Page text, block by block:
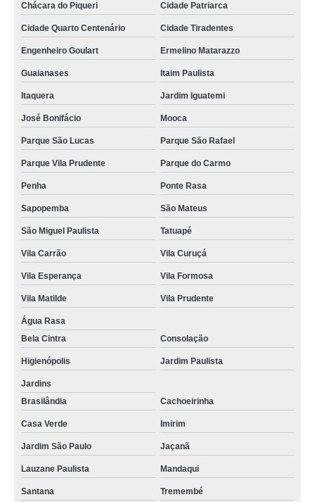
preço de manequim infantil fibra Saúde
preço de manequim infantil de loja Ibirapuera
preço de manequim infantil para loja Jardins
manequim infantil sem rosto valor Jardins
onde vende manequim infantil cabeça ovo Moema
manequim infantil fibra Parque São Lucas
manequim infantil sem rosto para locação Cidade Jardim
manequim infantil sem rosto valor Heliópolis
onde vende manequim infantil de fibra Alto de Pinheiros
onde vende manequim infantil cabeça ovo Tucuruvi
preço de manequim infantil de fibra Glicério
Chácara do Piqueri Cidade Patriarca
Cidade Quarto Centenário Cidade Tiradentes
Engenheiro Goulart Ermelino Matarazzo
Guaianases Itaim Paulista
Itaquera Jardim Iguatemi
José Bonifácio Mooca
Parque São Lucas Parque São Rafael
Parque Vila Prudente Parque do Carmo
Penha Ponte Rasa
Sapopemba São Mateus
São Miguel Paulista Tatuapé
Vila Carrão Vila Curuçá
Vila Esperança Vila Formosa
Vila Matilde Vila Prudente
Água Rasa
Bela Cintra
Consolação
Higienópolis Jardim Paulista
Jardins
Brasilândia
Cachoeirinha
Casa Verde Imirim
Jardim São Paulo Jaçanã
Lauzane Paulista Mandaqui
Santana Tremembé